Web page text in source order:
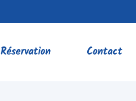
Réservation Contact